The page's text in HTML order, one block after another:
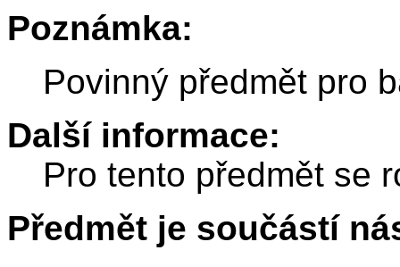
Poznámka:
Povinný předmět pro
Další informace:
Pro tento předmět se
Předmět je součástí